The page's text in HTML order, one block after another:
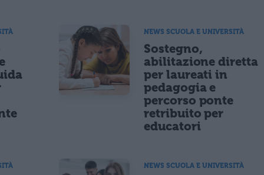
NEWS SCUOLA E UNIVERSITÀ
Sostegno,
abilitazione diretta
per laureati in
pedagogia e
percorso ponte
retribuito per
educatori
NEWS SCUOLA E UNIVERSITÀ